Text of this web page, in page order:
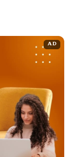
AD